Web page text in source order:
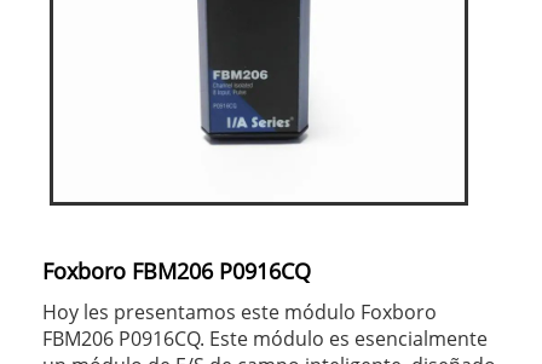
Foxboro FBM206 P0916CQ
Hoy les presentamos este módulo Foxboro
FBM206 P0916CQ. Este módulo es esencialmente